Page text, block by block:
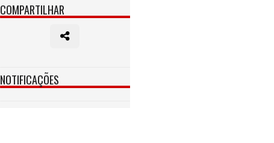
COMPARTILHAR
NOTIFICAÇÕES